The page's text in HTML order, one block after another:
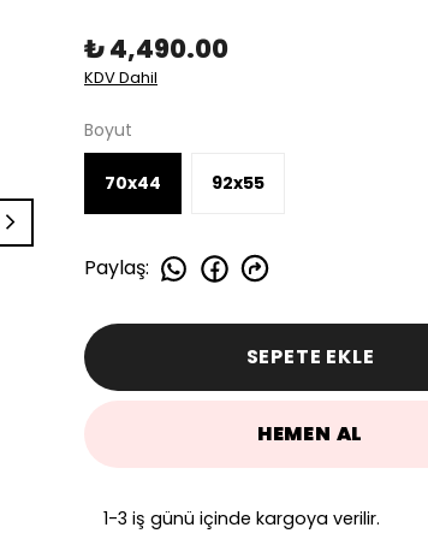
₺ 4,490.00
KDV Dahil
Boyut
70x44 92x55
Paylaş:
SEPETE EKLE
HEMEN AL
1-3 iş günü içinde kargoya verilir.